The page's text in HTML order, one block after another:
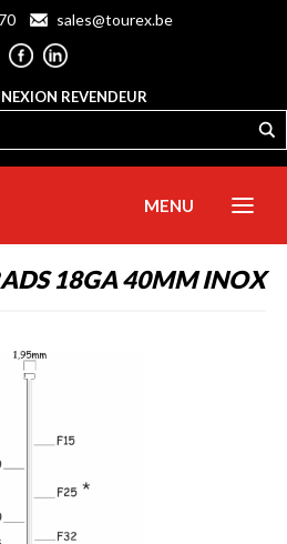
sales@tourex.be
REVENDEUR
MENU
18GA 40MM INOX